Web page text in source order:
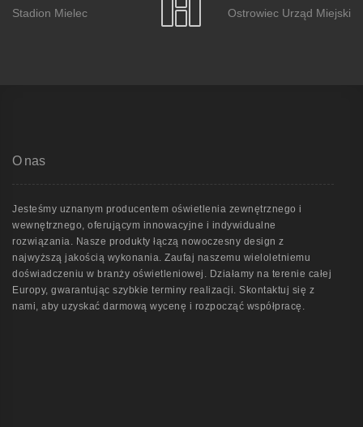
Stadion Mielec Ostrowiec Urząd Miejski
O nas
Jesteśmy uznanym producentem oświetlenia zewnętrznego i
wewnętrznego, oferującym innowacyjne i indywidualne
rozwiązania. Nasze produkty łączą nowoczesny design z
najwyższą jakością wykonania. Zaufaj naszemu wieloletniemu
doświadczeniu w branży oświetleniowej. Działamy na terenie całej
Europy, gwarantując szybkie terminy realizacji. Skontaktuj się z
nami, aby uzyskać darmową wycenę i rozpocząć współpracę.